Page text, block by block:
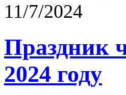
11/7/2024
Праздник
2024 году